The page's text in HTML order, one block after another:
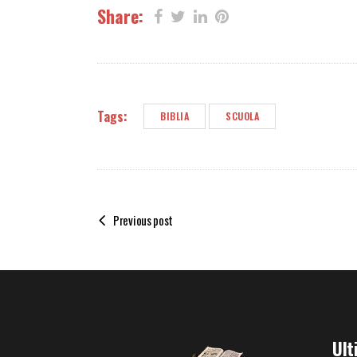
Share:
Tags: BIBLIA SCUOLA
Previous post